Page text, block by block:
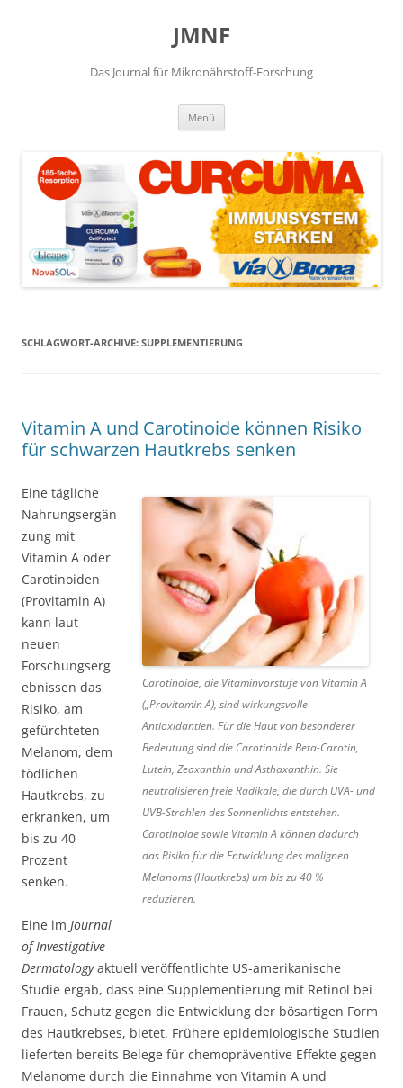
JMNF
Das Journal für Mikronährstoff-Forschung
Menü
SCHLAGWORT-ARCHIVE: SUPPLEMENTIERUNG
Vitamin A und Carotinoide können Risiko
für schwarzen Hautkrebs senken
Carotinoide, die Vitaminvorstufe von Vitamin A
(„Provitamin A), sind wirkungsvolle
Antioxidantien. Für die Haut von besonderer
Bedeutung sind die Carotinoide Beta-Carotin,
Lutein, Zeaxanthin und Asthaxanthin. Sie
neutralisieren freie Radikale, die durch UVA- und
UVB-Strahlen des Sonnenlichts entstehen.
Carotinoide sowie Vitamin A können dadurch
das Risiko für die Entwicklung des malignen
Melanoms (Hautkrebs) um bis zu 40 %
reduzieren.
Eine tägliche
Nahrungsergän
zung mit
Vitamin A oder
Carotinoiden
(Provitamin A)
kann laut
neuen
Forschungserg
ebnissen das
Risiko, am
gefürchteten
Melanom, dem
tödlichen
Hautkrebs, zu
erkranken, um
bis zu 40
Prozent
senken.
Eine im Journal
of Investigative
Dermatologyaktuell veröffentlichte US-amerikanische
Studie ergab, dass eine Supplementierung mit Retinol bei
Frauen, Schutz gegen die Entwicklung der bösartigen Form
des Hautkrebses, bietet. Frühere epidemiologische Studien
lieferten bereits Belege für chemopräventive Effekte gegen
Melanome durch die Einnahme von Vitamin A und